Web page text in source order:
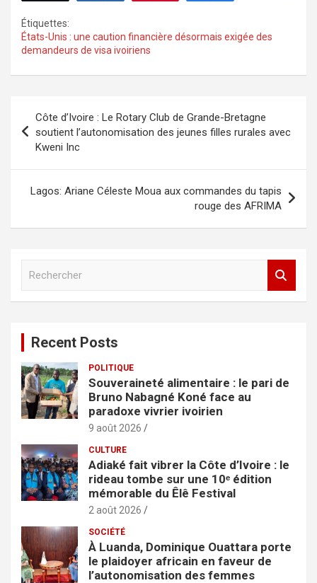
Étiquettes:
États-Unis : une caution financière désormais exigée des
demandeurs de visa ivoiriens
Côte d’Ivoire : Le Rotary Club de Grande-Bretagne
soutient l’autonomisation des jeunes filles rurales avec
Kweni Inc
Lagos: Ariane Céleste Moua aux commandes du tapis
rouge des AFRIMA
c
h
e
r
Recent Posts
POLITIQUE
Souveraineté alimentaire : le pari de
Bruno Nabagné Koné face au
paradoxe vivrier ivoirien
9 août 2026
CULTURE
Adiaké fait vibrer la Côte d’Ivoire : le
rideau tombe sur une 10ᵉ édition
mémorable du Êlê Festival
2 août 2026
SOCIÉTÉ
À Luanda, Dominique Ouattara porte
le plaidoyer africain en faveur de
l’autonomisation des femmes